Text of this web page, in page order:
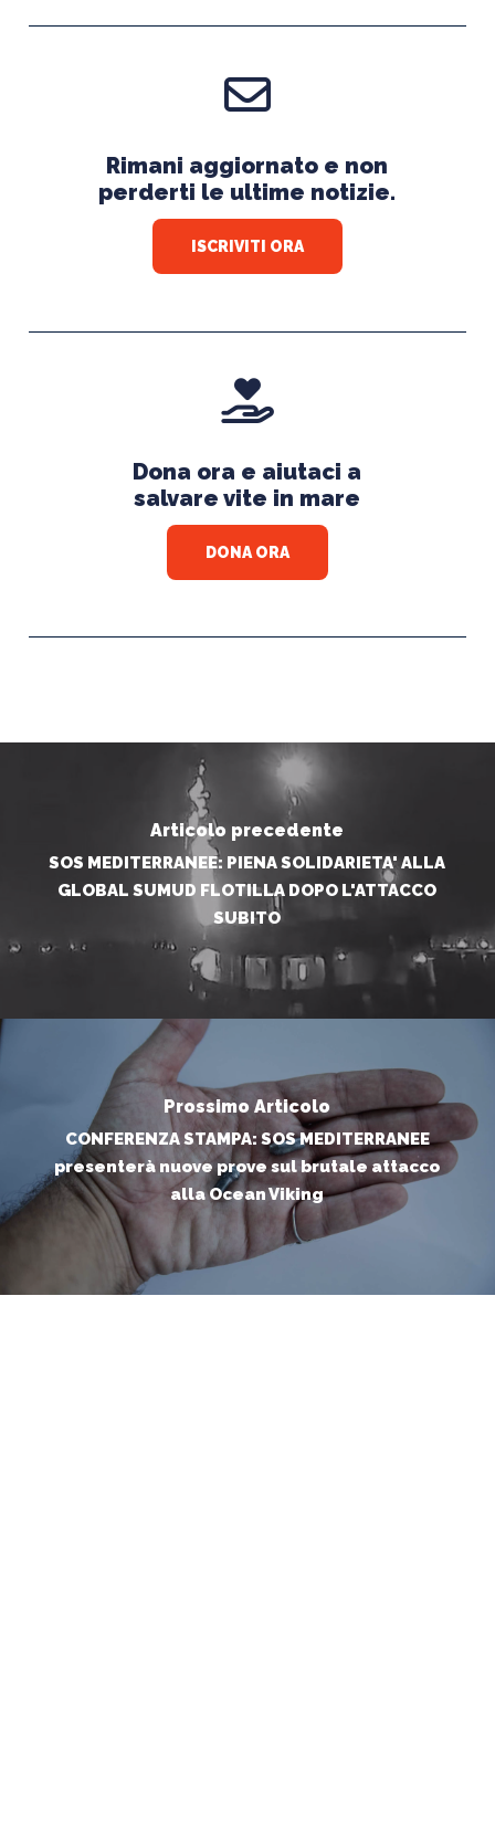
Rimani aggiornato e non
perderti le ultime notizie.
ISCRIVITI ORA
Dona ora e aiutaci a
salvare vite in mare
DONA ORA
Articolo precedente
SOS MEDITERRANEE: PIENA SOLIDARIETA' ALLA
GLOBAL SUMUD FLOTILLA DOPO L'ATTACCO
SUBITO
Prossimo Articolo
CONFERENZA STAMPA: SOS MEDITERRANEE
presenterà nuove prove sul brutale attacco
alla Ocean Viking